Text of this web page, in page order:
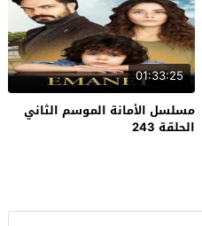
01:33:25
مسلسل الأمانة الموسم الثاني
الحلقة 243